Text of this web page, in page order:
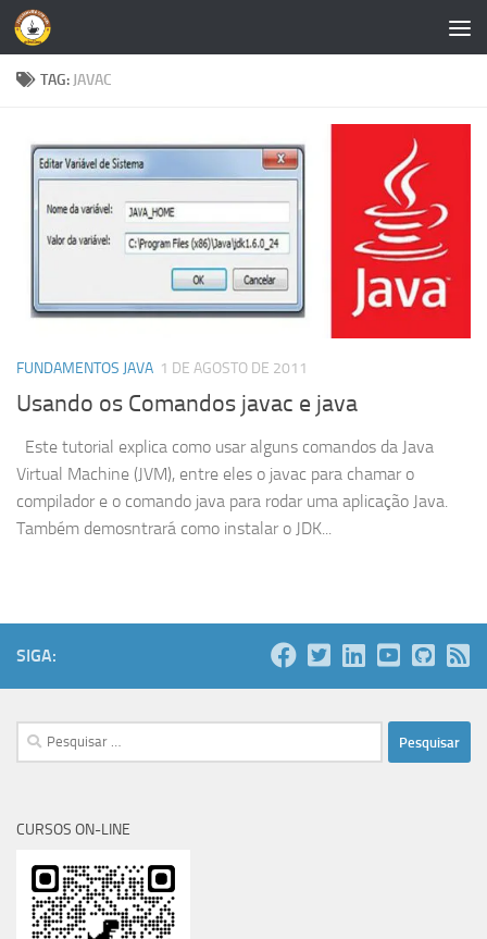
Skip to content
TAG: JAVAC
FUNDAMENTOS JAVA 1 DE AGOSTO DE 2011
Usando os Comandos javac e java
Este tutorial explica como usar alguns comandos da Java
Virtual Machine (JVM), entre eles o javac para chamar o
compilador e o comando java para rodar uma aplicação Java.
Também demosntrará como instalar o JDK...
SIGA:
Pesquisar
por:
CURSOS ON-LINE